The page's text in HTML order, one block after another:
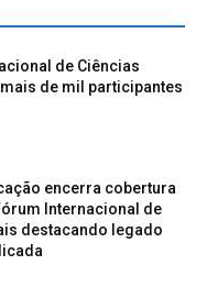
de Ciências
de mil participantes
encerra cobertura
Internacional de
destacando legado